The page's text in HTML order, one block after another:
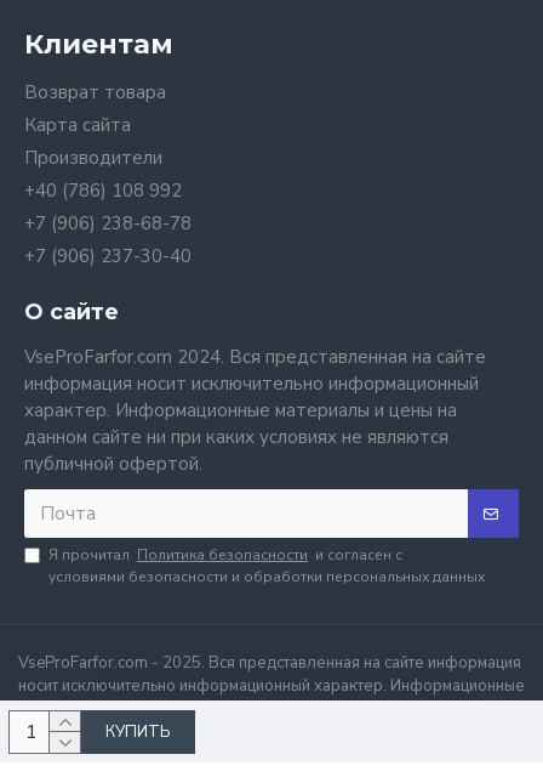
КУПИТЬ
Клиентам
Возврат товара
Карта сайта
Производители
+40 (786) 108 992
+7 (906) 238-68-78
+7 (906) 237-30-40
О сайте
VseProFarfor.com 2024. Вся представленная на сайте
информация носит исключительно информационный
характер. Информационные материалы и цены на
данном сайте ни при каких условиях не являются
публичной офертой.
Я прочитал Политика безопасности и согласен с
условиями безопасности и обработки персональных данных
VseProFarfor.com - 2025. Вся представленная на сайте информация
носит исключительно информационный характер. Информационные
материалы и цены на данном сайте ни при каких условиях не
являются публичной офертой.